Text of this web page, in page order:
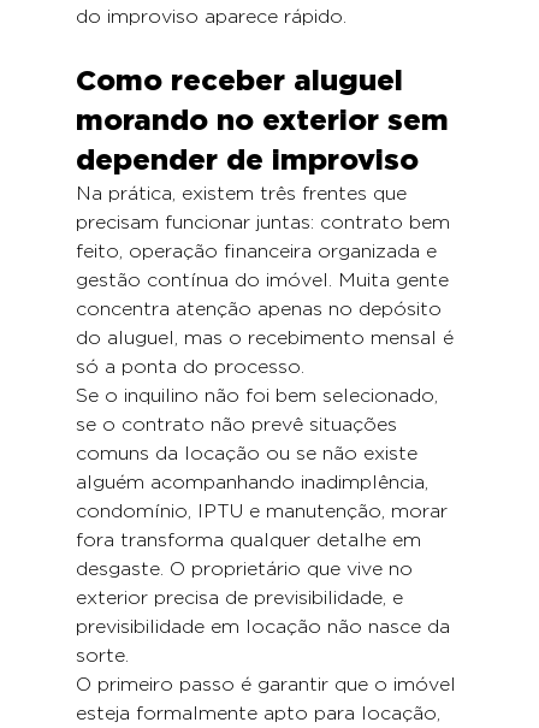
do improviso aparece rápido.
Como receber aluguel
morando no exterior sem
depender de improviso
Na prática, existem três frentes que
precisam funcionar juntas: contrato bem
feito, operação financeira organizada e
gestão contínua do imóvel. Muita gente
concentra atenção apenas no depósito
do aluguel, mas o recebimento mensal é
só a ponta do processo.
Se o inquilino não foi bem selecionado,
se o contrato não prevê situações
comuns da locação ou se não existe
alguém acompanhando inadimplência,
condomínio, IPTU e manutenção, morar
fora transforma qualquer detalhe em
desgaste. O proprietário que vive no
exterior precisa de previsibilidade, e
previsibilidade em locação não nasce da
sorte.
O primeiro passo é garantir que o imóvel
esteja formalmente apto para locação,